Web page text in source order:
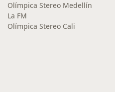
Olímpica Stereo Medellín
La FM
Olímpica Stereo Cali